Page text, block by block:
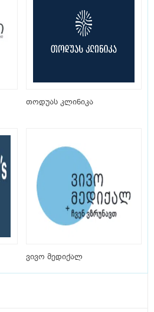
თოდუას კლინიკა
ვივო მედიქალ